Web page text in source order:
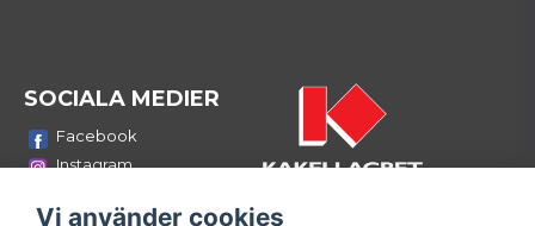
SOCIALA MEDIER
Facebook
Instagram
LinkedIn
Vi använder cookies